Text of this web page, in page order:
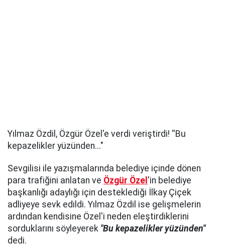
Yılmaz Özdil, Özgür Özel'e verdi veriştirdi! ''Bu
kepazelikler yüzünden..."
Sevgilisi ile yazışmalarında belediye içinde dönen
para trafiğini anlatan ve Özgür Özel 'in belediye
başkanlığı adaylığı için desteklediği İlkay Çiçek
adliyeye sevk edildi. Yılmaz Özdil ise gelişmelerin
ardından kendisine Özel'i neden eleştirdiklerini
sorduklarını söyleyerek "Bu kepazelikler yüzünden"
dedi.